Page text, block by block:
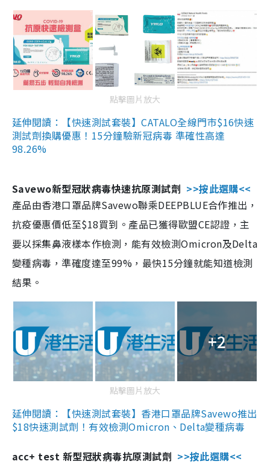
點擊圖片放大
延伸閱讀：【快速測試套裝】CATALO全線門市$16快速
測試劑換購優惠！15分鐘驗新冠病毒 準確性高達
98.26%
Savewo新型冠狀病毒快速抗原測試劑 >>按此選購<<
產品由香港口罩品牌Savewo聯乘DEEPBLUE合作推出，
抗疫優惠價低至$18買到。產品已獲得歐盟CE認證，主
要以採集鼻液樣本作檢測，能有效檢測Omicron及Delta
變種病毒，準確度達至99%，最快15分鐘就能知道檢測
結果。
+2
點擊圖片放大
延伸閱讀：【快速測試套裝】香港口罩品牌Savewo推出
$18快速測試劑！有效檢測Omicron、Delta變種病毒
acc+ test 新型冠狀病毒抗原測試劑 >>按此選購<<